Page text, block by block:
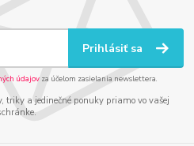
Prihlásiť sa
údajov za účelom zasielania newslettera.
triky a jedinečné ponuky priamo vo vašej